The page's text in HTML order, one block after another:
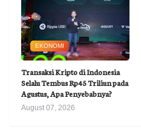
EKONOMI
Transaksi Kripto di Indonesia
Selalu Tembus Rp45 Triliun pada
Agustus, Apa Penyebabnya?
August 07, 2026